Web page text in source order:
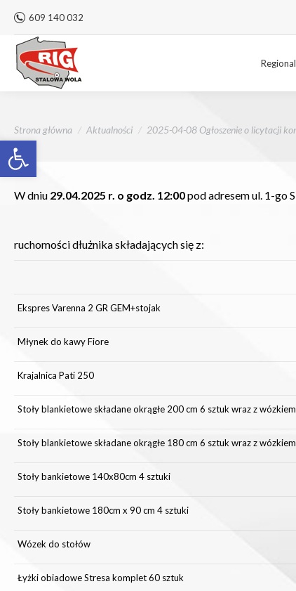
Otwórz pasek narzędzi
609 140 032
Jesteś tutaj:
Strona główna Aktualności 2025-04-08 Ogłoszenie o licytacji
W dniu 29.04.2025 r. o godz. 12:00pod adresem ul. 1-go
ruchomości dłużnika składających się z:
Ekspres Varenna 2 GR GEM+stojak
Młynek do kawy Fiore
Krajalnica Pati 250
Stoły blankietowe składane okrągłe 200 cm 6 sztuk wraz z wózkiem
Stoły blankietowe składane okrągłe 180 cm 6 sztuk wraz z wózkiem
Stoły bankietowe 140x80cm 4 sztuki
Stoły bankietowe 180cm x 90 cm 4 sztuki
Wózek do stołów
Łyżki obiadowe Stresa komplet 60 sztuk